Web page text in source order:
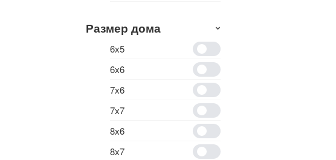
Размер дома
6х5
6х6
7х6
7х7
8х6
8х7